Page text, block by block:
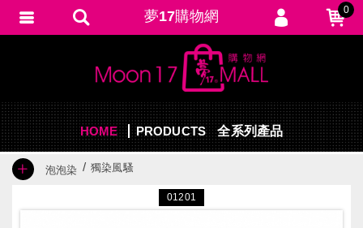
HOME PRODUCTS 全系列產品
泡泡染 獨染風騷
01201
夢17購物網 0
會員登入
會員註冊
忘記密碼
訂單查詢
填寫匯款通知
繁體中文